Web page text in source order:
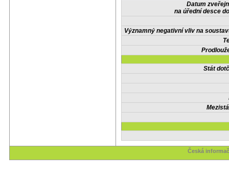
Datum
na úřední desce
Významný negativní vliv na
Stát
Česká